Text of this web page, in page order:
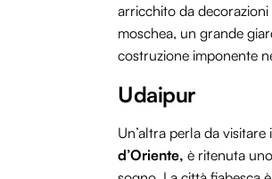
arricchito da
moschea, un grande
costruzione imponente
Udaipur
Un’altra perla da visitare
d’Oriente, è ritenuta